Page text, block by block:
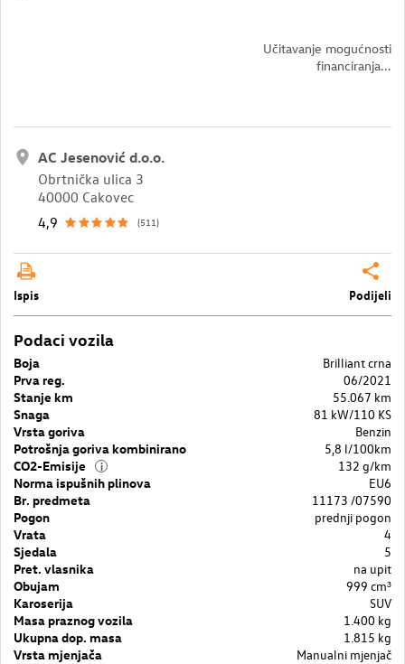
Učitavanje mogućnosti
financiranja...
AC Jesenović d.o.o.
Obrtnička ulica 3
40000 Cakovec
4,9
(511)
Ispis Podijeli
Podaci vozila
Boja
Brilliant crna
Prva reg.
06/2021
Stanje km
55.067 km
Snaga
81 kW/110 KS
Vrsta goriva
Benzin
Potrošnja goriva kombinirano
5,8 l/100km
CO2-Emisije
i
132 g/km
Norma ispušnih plinova
EU6
Br. predmeta
11173 /07590
Pogon
prednji pogon
Vrata
4
Sjedala
5
Pret. vlasnika
na upit
Obujam
999 cm³
Karoserija
SUV
Masa praznog vozila
1.400 kg
Ukupna dop. masa
1.815 kg
Vrsta mjenjača
Manualni mjenjač